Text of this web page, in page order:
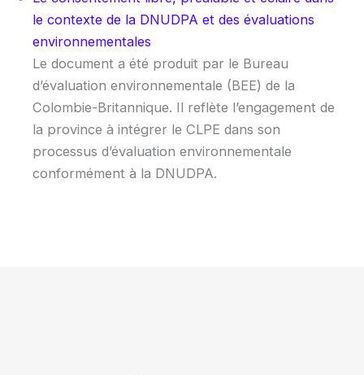
le contexte de la DNUDPA et des évaluations
environnementales
Le document a été produit par le Bureau
d’évaluation environnementale (BEE) de la
Colombie-Britannique. Il reflète l’engagement de
la province à intégrer le CLPE dans son
processus d’évaluation environnementale
conformément à la DNUDPA.